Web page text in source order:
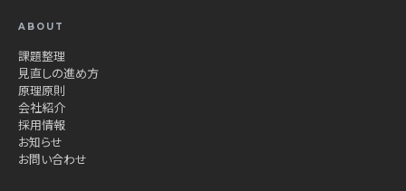
ABOUT
課題整理
見直しの進め方
原理原則
会社紹介
採用情報
お知らせ
お問い合わせ